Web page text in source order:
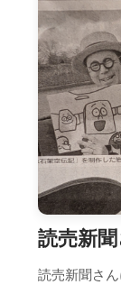
読売新
読売新聞さ